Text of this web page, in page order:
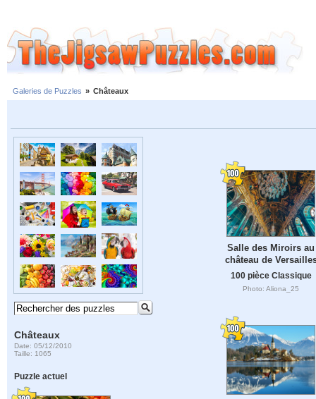
Galeries de Puzzles » Châteaux
Châteaux
Date: 05/12/2010
Taille: 1065
Puzzle actuel
Salle des Miroirs au
château de
100 pièce Classique
Photo: Aliona_25